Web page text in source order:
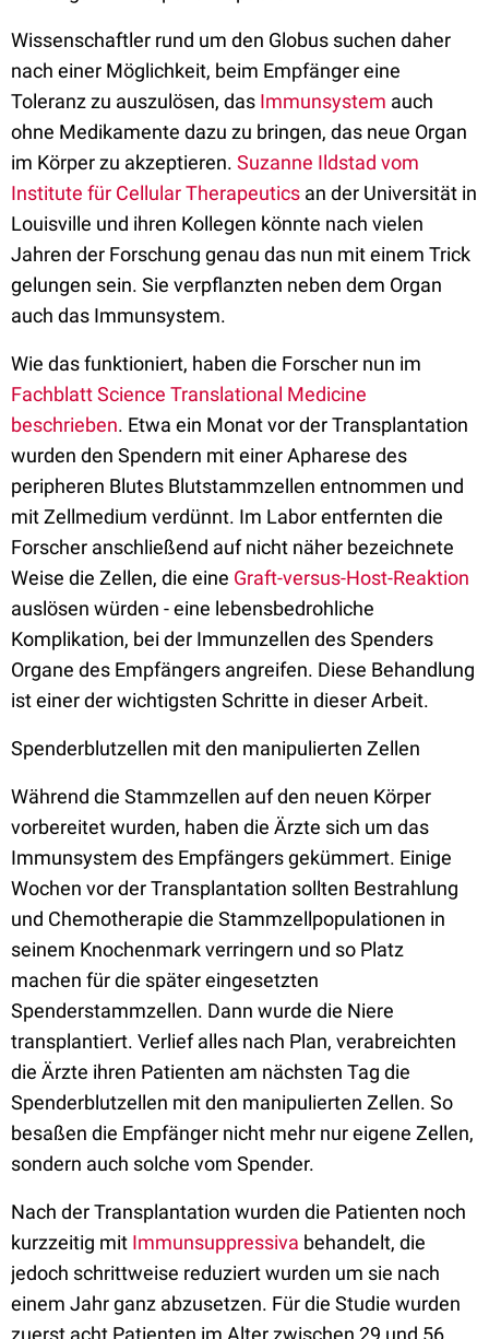
Wissenschaftler rund um den Globus suchen daher
nach einer Möglichkeit, beim Empfänger eine
Toleranz zu auszulösen, das Immunsystem auch
ohne Medikamente dazu zu bringen, das neue Organ
im Körper zu akzeptieren. Suzanne Ildstad vom
Institute für Cellular Therapeutics an der Universität in
Louisville und ihren Kollegen könnte nach vielen
Jahren der Forschung genau das nun mit einem Trick
gelungen sein. Sie verpflanzten neben dem Organ
auch das Immunsystem.
Wie das funktioniert, haben die Forscher nun im
Fachblatt Science Translational Medicine
beschrieben. Etwa ein Monat vor der Transplantation
wurden den Spendern mit einer Apharese des
peripheren Blutes Blutstammzellen entnommen und
mit Zellmedium verdünnt. Im Labor entfernten die
Forscher anschließend auf nicht näher bezeichnete
Weise die Zellen, die eine Graft-versus-Host-Reaktion
auslösen würden - eine lebensbedrohliche
Komplikation, bei der Immunzellen des Spenders
Organe des Empfängers angreifen. Diese Behandlung
ist einer der wichtigsten Schritte in dieser Arbeit.
Spenderblutzellen mit den manipulierten Zellen
Während die Stammzellen auf den neuen Körper
vorbereitet wurden, haben die Ärzte sich um das
Immunsystem des Empfängers gekümmert. Einige
Wochen vor der Transplantation sollten Bestrahlung
und Chemotherapie die Stammzellpopulationen in
seinem Knochenmark verringern und so Platz
machen für die später eingesetzten
Spenderstammzellen. Dann wurde die Niere
transplantiert. Verlief alles nach Plan, verabreichten
die Ärzte ihren Patienten am nächsten Tag die
Spenderblutzellen mit den manipulierten Zellen. So
besaßen die Empfänger nicht mehr nur eigene Zellen,
sondern auch solche vom Spender.
Nach der Transplantation wurden die Patienten noch
kurzzeitig mit Immunsuppressiva behandelt, die
jedoch schrittweise reduziert wurden um sie nach
einem Jahr ganz abzusetzen. Für die Studie wurden
zuerst acht Patienten im Alter zwischen 29 und 56